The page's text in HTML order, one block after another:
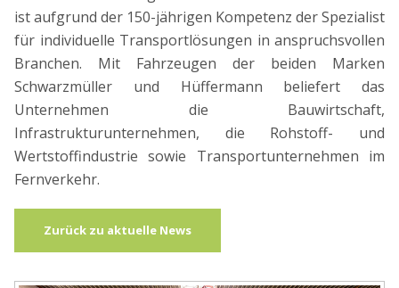
ist aufgrund der 150-jährigen Kompetenz der Spezialist
für individuelle Transportlösungen in anspruchsvollen
Branchen. Mit Fahrzeugen der beiden Marken
Schwarzmüller und Hüffermann beliefert das
Unternehmen die Bauwirtschaft,
Infrastrukturunternehmen, die Rohstoff- und
Wertstoffindustrie sowie Transportunternehmen im
Fernverkehr.
Zurück zu aktuelle News